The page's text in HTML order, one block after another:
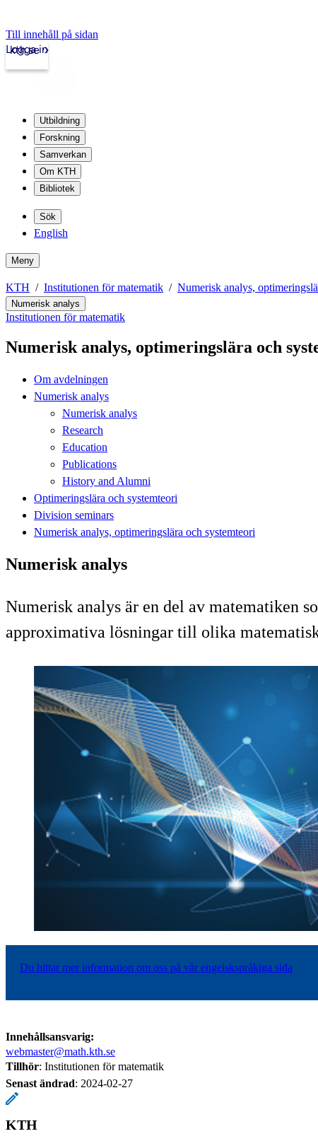
Till innehåll på sidan
kth.se
Logga in
Utbildning
Forskning
Samverkan
Om KTH
Bibliotek
Sök
English
Meny
KTH Institutionen för matematik Numerisk analys,
Numerisk analys
Institutionen för matematik
Numerisk analys, optimeringslära och
Om avdelningen
Numerisk analys
Numerisk analys
Research
Education
Publications
History and Alumni
Optimeringslära och systemteori
Division seminars
Numerisk analys, optimeringslära och systemteori
Numerisk analys
Numerisk analys är en del av matematiken
approximativa lösningar till olika
Du hittar mer information om oss på vår engelskspråkiga sida
Innehållsansvarig:
webmaster@math.kth.se
Tillhör: Institutionen för matematik
Senast ändrad: 2024-02-27
KTH